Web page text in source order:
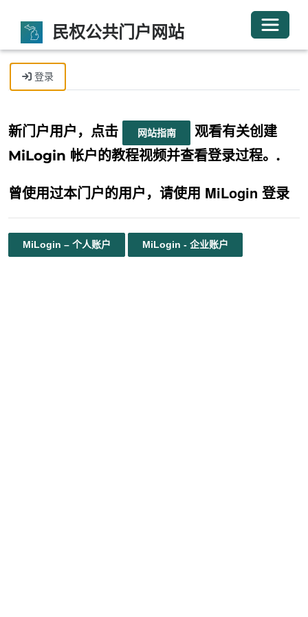
民权公共门户网站
切换导
登录
新门户用户，点击 网站指南
观看有关创建
MiLogin 帐户的教程视频并查看登录过程。.
曾使用过本门户的用户，请使用 MiLogin 登录
MiLogin – 个人账户 MiLogin - 企业账户